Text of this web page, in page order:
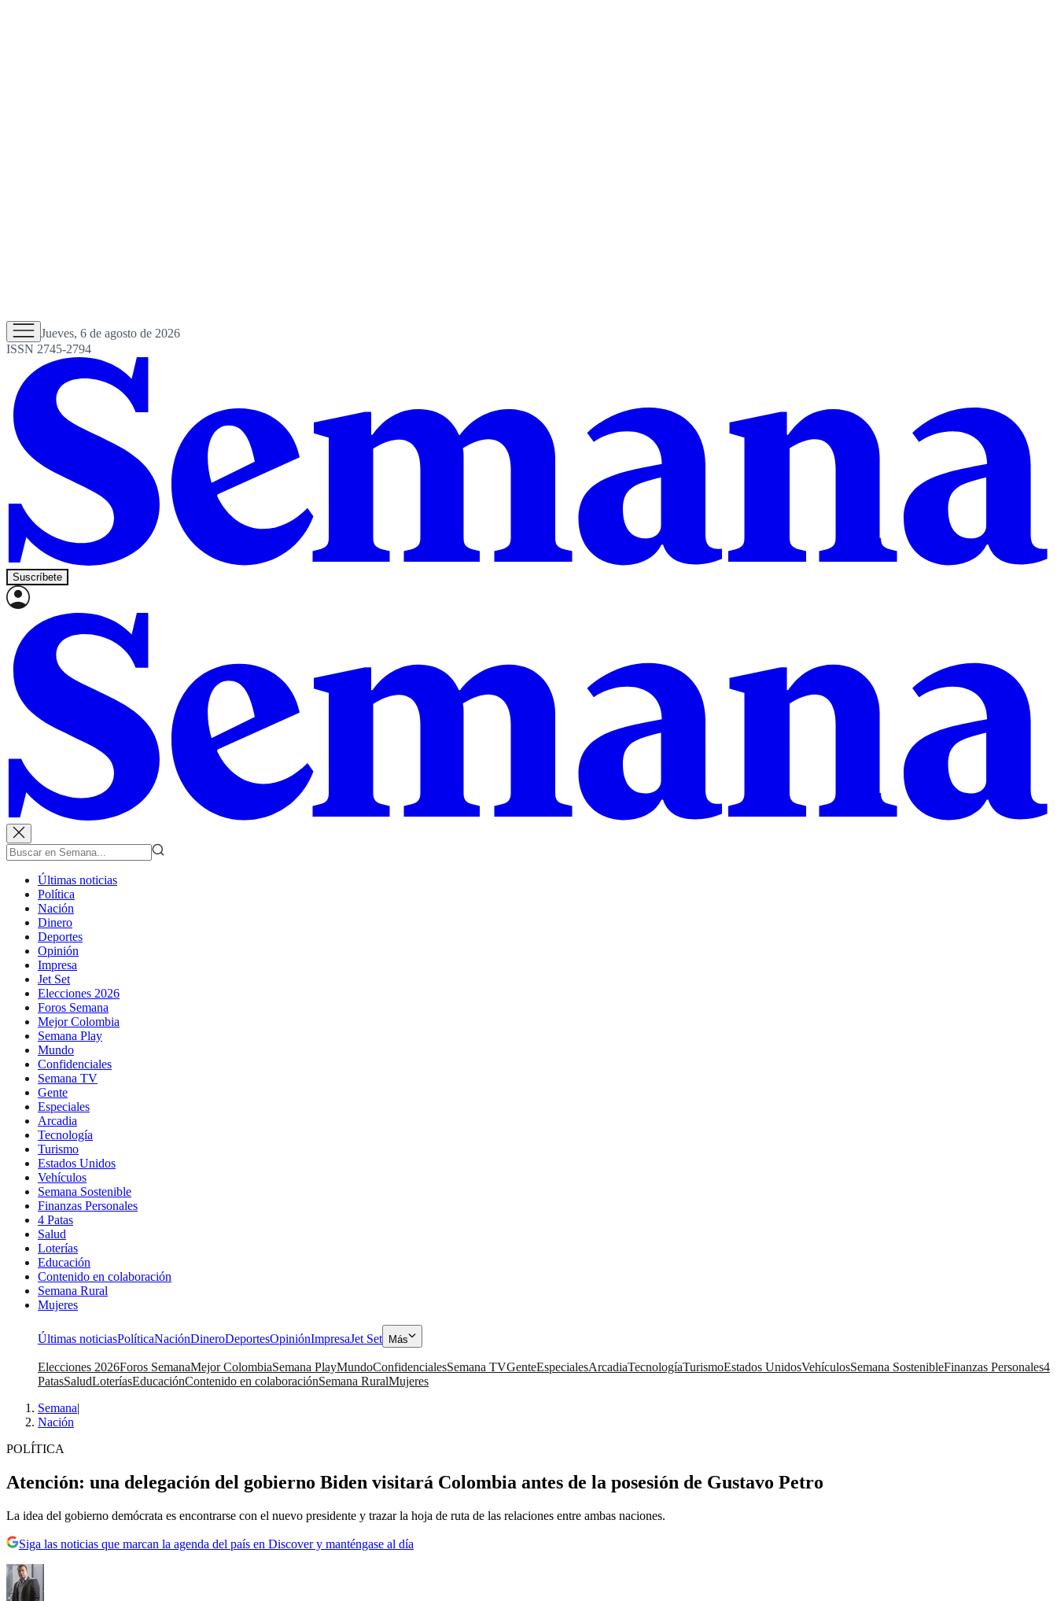
Jueves, 6 de agosto de 2026
ISSN 2745-2794
Suscríbete
Últimas noticias
Política
Nación
Dinero
Deportes
Opinión
Impresa
Jet Set
Elecciones 2026
Foros Semana
Mejor Colombia
Semana Play
Mundo
Confidenciales
Semana TV
Gente
Especiales
Arcadia
Tecnología
Turismo
Estados Unidos
Vehículos
Semana Sostenible
Finanzas Personales
4 Patas
Salud
Loterías
Educación
Contenido en colaboración
Semana Rural
Mujeres
Últimas noticiasPolíticaNaciónDineroDeportesOpiniónImpresaJet Set Más
Elecciones 2026Foros SemanaMejor ColombiaSemana PlayMundoConfidencialesSemana TVGenteEspecialesArcadiaTecnologíaTurismoEstados UnidosVehículosSemana SostenibleFinanzas Personales4
PatasSaludLoteríasEducaciónContenido en colaboraciónSemana RuralMujeres
Semana|
Nación
POLÍTICA
Atención: una delegación del gobierno Biden visitará Colombia antes de la posesión de Gustavo Petro
La idea del gobierno demócrata es encontrarse con el nuevo presidente y trazar la hoja de ruta de las relaciones entre ambas naciones.
Siga las noticias que marcan la agenda del país en Discover y manténgase al día